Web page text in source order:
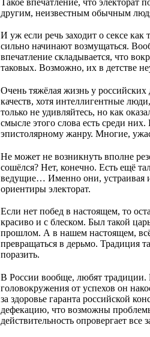
другим, неизвестным обычным
И уж если речь заходит о сексе
сильно начинают возмущаться.
впечатление складывается, что
таковых. Возможно, их в детстве
Очень тяжёлая жизнь у
качеств, хотя интеллигентные
только не удивляйтесь, но как
смысле этого слова есть среди
эпистолярному жанру. Многие,
Не может не возникнуть вполне
сошёлся? Нет, конечно. Есть ещё
ведущие… Именно они, устраивая
ориентиры электорат.
Если нет побед в настоящем, то
красиво и с блеском. Был такой
прошлом. А в нашем настоящем, всё
превращаться в дерьмо. Традиция
поразить.
В России вообще, любят традиции.
головокружения от успехов он
за здоровье гаранта российской
дефекацию, что возможны
действительность опровергает все